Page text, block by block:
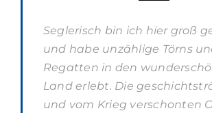
Seglerisch bin ich hier groß
und habe unzählige Törns
Regatten in den
Land erlebt. Die
und vom Krieg verschonten